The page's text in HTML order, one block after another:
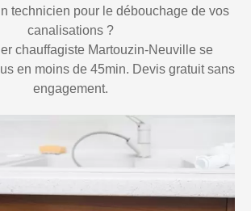
technicien pour le débouchage de vos
canalisations ?
chauffagiste Martouzin-Neuville se
en moins de 45min. Devis gratuit sans
engagement.